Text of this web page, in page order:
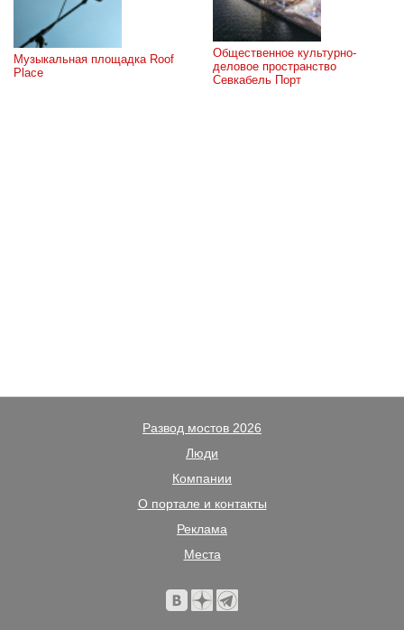
Музыкальная площадка Roof
Place
Общественное культурно-
деловое пространство
Севкабель Порт
Развод мостов 2026
Люди
Компании
О портале и контакты
Реклама
Места